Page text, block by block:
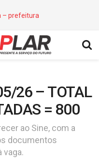
26 – TOTAL
= 800
ao Sine, com a
documentos
vaga.